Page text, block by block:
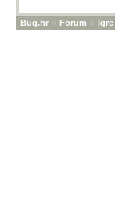
Bug.hr » Forum » Igre